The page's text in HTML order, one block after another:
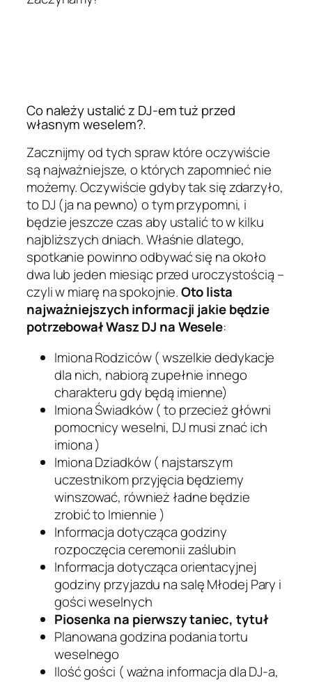
Co należy ustalić z DJ-em tuż przed
własnym weselem?.
Zacznijmy od tych spraw które oczywiście
są najważniejsze, o których zapomnieć nie
możemy. Oczywiście gdyby tak się zdarzyło,
to DJ (ja na pewno) o tym przypomni, i
będzie jeszcze czas aby ustalić to w kilku
najbliższych dniach. Właśnie dlatego,
spotkanie powinno odbywać się na około
dwa lub jeden miesiąc przed uroczystością –
czyli w miarę na spokojnie.Oto lista
najważniejszych informacji jakie będzie
potrzebował Wasz DJ na Wesele:
Imiona Rodziców ( wszelkie dedykacje
dla nich, nabiorą zupełnie innego
charakteru gdy będą imienne)
Imiona Świadków ( to przecież główni
pomocnicy weselni, DJ musi znać ich
imiona )
Imiona Dziadków ( najstarszym
uczestnikom przyjęcia będziemy
winszować, również ładne będzie
zrobić to Imiennie )
Informacja dotycząca godziny
rozpoczęcia ceremonii zaślubin
Informacja dotycząca orientacyjnej
godziny przyjazdu na salę Młodej Pary i
gości weselnych
Piosenka na pierwszy taniec, tytuł
Planowana godzina podania tortu
weselnego
Ilość gości ( ważna informacja dla DJ-a,